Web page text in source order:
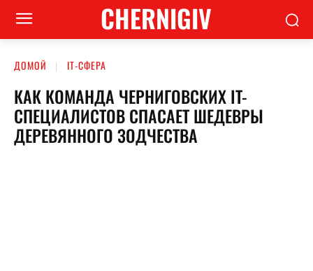
CHERNIGIV
ДОМОЙ ІТ-СФЕРА
КАК КОМАНДА ЧЕРНИГОВСКИХ IT-
СПЕЦИАЛИСТОВ СПАСАЕТ ШЕДЕВРЫ
ДЕРЕВЯННОГО ЗОДЧЕСТВА